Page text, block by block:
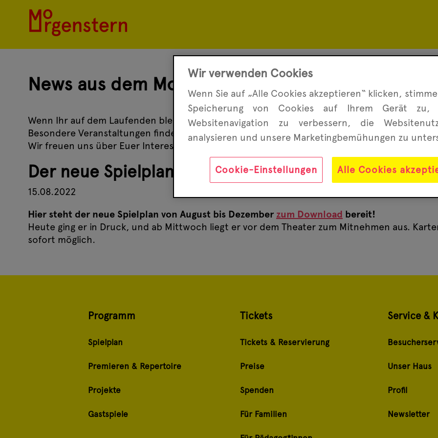
News aus dem Morgenstern
Wenn Ihr auf dem Laufenden bleiben wollt, was im Morgenstern passiert, dann könnt Ihr
Besondere Veranstaltungen findet Ihr unterHighlights. Oder aber Ihr besucht uns auf
Wir freuen uns über Euer Interesse.
Der neue Spielplan ist da!
15.08.2022
Hier steht der neue Spielplan von August bis Dezember zum Download bereit!
Heute ging er in Druck, und ab Mittwoch liegt er vor dem Theater zum Mitnehmen aus.
sofort möglich.
Programm
Spielplan
Premieren & Repertoire
Projekte
Gastspiele
Tickets
Tickets & Reservierung
Preise
Spenden
Für Familien
Service &
Unser Haus
Profil
Newsletter
Wir verwenden Cookies
Wenn Sie auf „Alle Cookies akzeptieren“ klicken,
Speicherung von Cookies auf Ihrem Gerät
Websitenavigation zu ver­bessern, die
analysieren und unsere Marketing­bemühungen zu
Alle Cookies
Cookie-Einstellungen